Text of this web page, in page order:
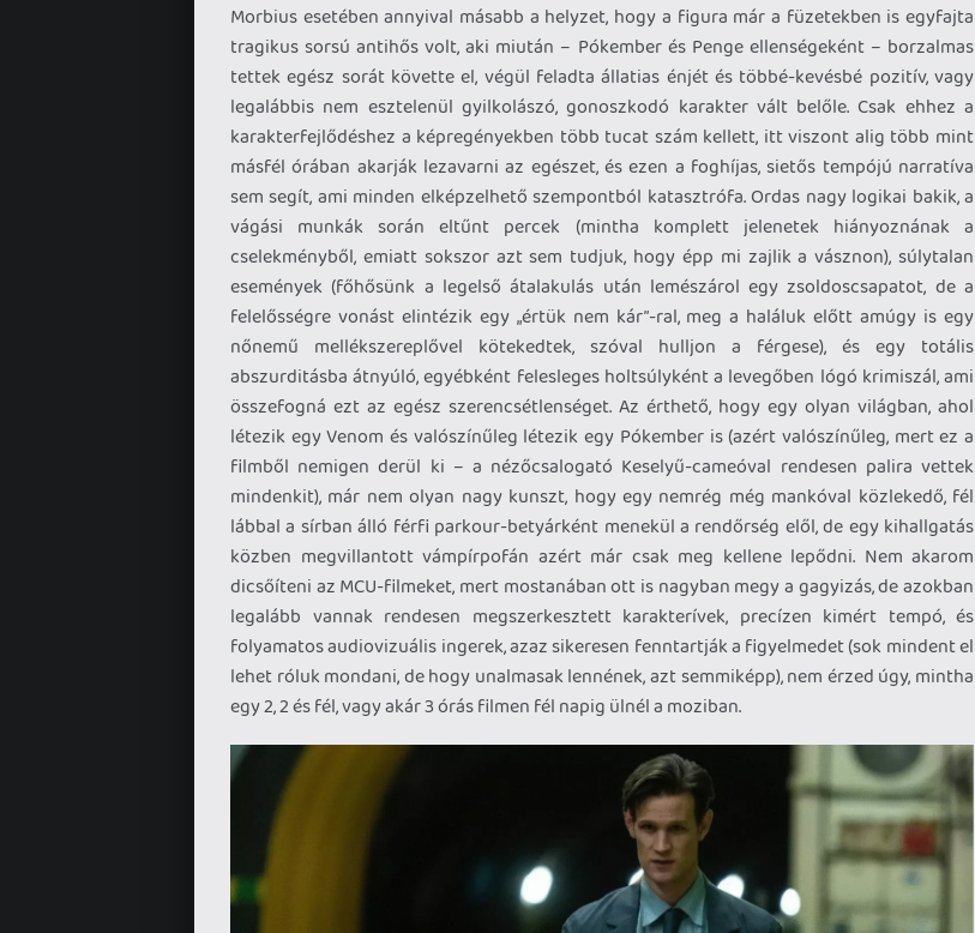
Morbius esetében annyival másabb a helyzet, hogy a figura már a füzetekben is egyfajta
tragikus sorsú antihős volt, aki miután – Pókember és Penge ellenségeként – borzalmas
tettek egész sorát követte el, végül feladta állatias énjét és többé-kevésbé pozitív, vagy
legalábbis nem esztelenül gyilkolászó, gonoszkodó karakter vált belőle. Csak ehhez a
karakterfejlődéshez a képregényekben több tucat szám kellett, itt viszont alig több mint
másfél órában akarják lezavarni az egészet, és ezen a foghíjas, sietős tempójú narratíva
sem segít, ami minden elképzelhető szempontból katasztrófa. Ordas nagy logikai bakik, a
vágási munkák során eltűnt percek (mintha komplett jelenetek hiányoznának a
cselekményből, emiatt sokszor azt sem tudjuk, hogy épp mi zajlik a vásznon), súlytalan
események (főhősünk a legelső átalakulás után lemészárol egy zsoldoscsapatot, de a
felelősségre vonást elintézik egy „értük nem kár”-ral, meg a haláluk előtt amúgy is egy
nőnemű mellékszereplővel kötekedtek, szóval hulljon a férgese), és egy totális
abszurditásba átnyúló, egyébként felesleges holtsúlyként a levegőben lógó krimiszál, ami
összefogná ezt az egész szerencsétlenséget. Az érthető, hogy egy olyan világban, ahol
létezik egy Venom és valószínűleg létezik egy Pókember is (azért valószínűleg, mert ez a
filmből nemigen derül ki – a nézőcsalogató Keselyű-cameóval rendesen palira vettek
mindenkit), már nem olyan nagy kunszt, hogy egy nemrég még mankóval közlekedő, fél
lábbal a sírban álló férfi parkour-betyárként menekül a rendőrség elől, de egy kihallgatás
közben megvillantott vámpírpofán azért már csak meg kellene lepődni. Nem akarom
dicsőíteni az MCU-filmeket, mert mostanában ott is nagyban megy a gagyizás, de azokban
legalább vannak rendesen megszerkesztett karakterívek, precízen kimért tempó, és
folyamatos audiovizuális ingerek, azaz sikeresen fenntartják a figyelmedet (sok mindent el
lehet róluk mondani, de hogy unalmasak lennének, azt semmiképp), nem érzed úgy, mintha
egy 2, 2 és fél, vagy akár 3 órás filmen fél napig ülnél a moziban.